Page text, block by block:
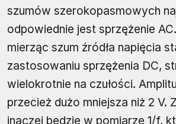
szumów szerokopasmowych
odpowiednie jest sprzężenie
mierząc szum źródła napięcia
zastosowaniu sprzężenia DC,
wielokrotnie na czułości.
przecież dużo mniejsza niż 2 V.
inaczej będzie w pomiarze 1/f,